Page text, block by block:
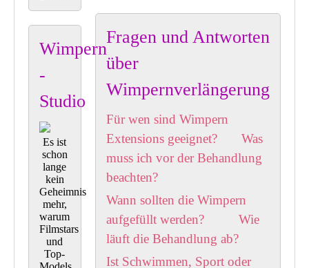
Fragen und Antworten
über
Wimpernverlängerung
Für wen sind Wimpern
Extensions geeignet?
Was
muss ich vor der Behandlung
beachten?
Wann sollten die Wimpern
aufgefüllt werden?
Wie
läuft die Behandlung ab?
Ist Schwimmen, Sport oder
Wimpern
-
Studio
Es ist
schon
lange
kein
Geheimnis
mehr,
warum
Filmstars
und
Top-